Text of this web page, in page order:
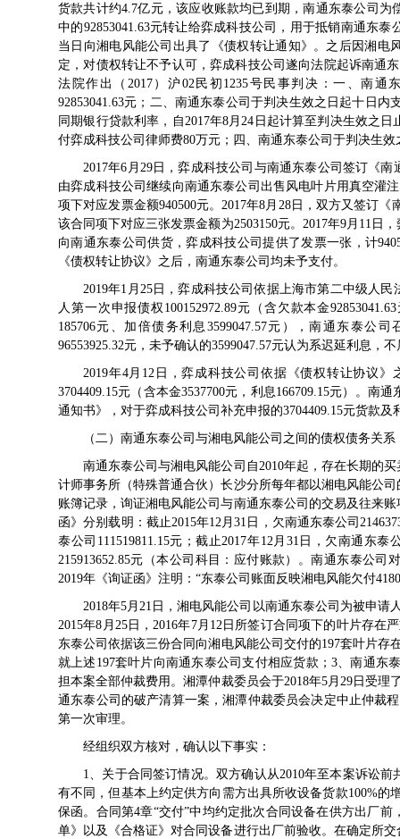
货款共计约4.7亿元，该应收账款均已到期，南通东泰公司
中的92853041.63元转让给弈成科技公司，用于抵销南通东
当日向湘电风能公司出具了《债权转让通知》。之后因湘
定，对债权转让不予认可，弈成科技公司遂向法院起诉南通
法院作出（2017）沪02民初1235号民事判决：一、南
92853041.63元；二、南通东泰公司于判决生效之日起十日
同期银行贷款利率，自2017年8月24日起计算至判决生效之
付弈成科技公司律师费80万元；四、南通东泰公司于判决生
2017年6月29日，弈成科技公司与南通东泰公司签订《
由弈成科技公司继续向南通东泰公司出售风电叶片用真空灌
项下对应发票金额940500元。2017年8月28日，双方又签订
该合同项下对应三张发票金额为2503150元。2017年9月11日
向南通东泰公司供货，弈成科技公司提供了发票一张，计
《债权转让协议》之后，南通东泰公司均未予支付。
2019年1月25日，弈成科技公司依据上海市第二中级人
人第一次申报债权100152972.89元（含欠款本金
185706元、加倍债务利息3599047.57元），南通东泰公
96553925.32元，未予确认的3599047.57元认为系迟延利息，
2019年4月12日，弈成科技公司依据《债权转让协议
3704409.15元（含本金3537700元，利息166709.15元）。南
通知书》，对于弈成科技公司补充申报的3704409.15元货款及
（二）南通东泰公司与湘电风能公司之间的债权债务关系
南通东泰公司与湘电风能公司自2010年起，存在长期的
计师事务所（特殊普通合伙）长沙分所每年都以湘电风能公
账簿记录，询证湘电风能公司与南通东泰公司的交易及往来
函》分别载明：截止2015年12月31日，欠南通东泰公司
泰公司111519811.15元；截止2017年12月31日，欠南通东
215913652.85元（本公司科目：应付账款）。南通东泰公司
2019年《询证函》注明：“东泰公司账面反映湘电风能欠付
2018年5月21日，湘电风能公司以南通东泰公司为被申请
2015年8月25日，2016年7月12日所签订合同项下的叶片存
东泰公司依据该三份合同向湘电风能公司交付的197套叶片
就上述197套叶片向南通东泰公司支付相应货款；3、南通东
担本案全部仲裁费用。湘潭仲裁委员会于2018年5月29日受
通东泰公司的破产清算一案，湘潭仲裁委员会决定中止仲裁
第一次审理。
经组织双方核对，确认以下事实：
1、关于合同签订情况。双方确认从2010年至本案诉讼
有不同，但基本上约定供方向需方出具所收设备货款100%
保函。合同第4章“交付”中均约定批次合同设备在供方出厂
单》以及《合格证》对合同设备进行出厂前验收。在确定所